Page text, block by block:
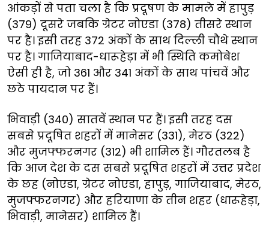
आंकड़ों से पता चला है कि प्रदूषण के मामले में हापुड़
(379) दूसरे जबकि ग्रेटर नोएडा (378) तीसरे स्थान
पर है। इसी तरह 372 अंकों के साथ दिल्ली चौथे स्थान
पर है। गाजियाबाद-धारूहेड़ा में भी स्थिति कमोबेश
ऐसी ही है, जो 361 और 341 अंकों के साथ पांचवें और
छठे पायदान पर हैं।
भिवाड़ी (340) सातवें स्थान पर हैं। इसी तरह दस
सबसे प्रदूषित शहरों में मानेसर (331), मेरठ (322)
और मुजफ्फरनगर (312) भी शामिल हैं। गौरतलब है
कि आज देश के दस सबसे प्रदूषित शहरों में उत्तर प्रदेश
के छह (नोएडा, ग्रेटर नोएडा, हापुड़, गाजियाबाद, मेरठ,
मुजफ्फरनगर) और हरियाणा के तीन शहर (धारूहेड़ा,
भिवाड़ी, मानेसर) शामिल हैं।